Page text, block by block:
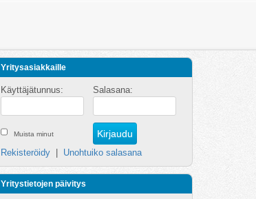
Yritysasiakkaille
Käyttäjätunnus: Salasana:
Muista minut
Rekisteröidy Unohtuiko salasana
Yritystietojen päivitys